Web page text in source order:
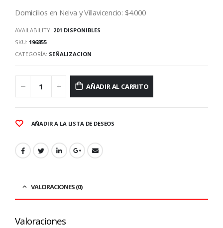
Domicilios en Neiva y Villavicencio: $4.000
AVAILABILITY: 201 DISPONIBLES
SKU: 196855
CATEGORÍA: SEÑALIZACION
AÑADIR AL CARRITO
AÑADIR A LA LISTA DE DESEOS
VALORACIONES (0)
Valoraciones